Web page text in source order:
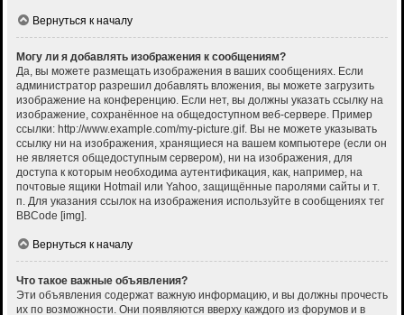
Вернуться к началу
Могу ли я добавлять изображения к сообщениям?
Да, вы можете размещать изображения в ваших сообщениях. Если
администратор разрешил добавлять вложения, вы можете загрузить
изображение на конференцию. Если нет, вы должны указать ссылку на
изображение, сохранённое на общедоступном веб-сервере. Пример
ссылки: http://www.example.com/my-picture.gif. Вы не можете указывать
ссылку ни на изображения, хранящиеся на вашем компьютере (если он
не является общедоступным сервером), ни на изображения, для
доступа к которым необходима аутентификация, как, например, на
почтовые ящики Hotmail или Yahoo, защищённые паролями сайты и т.
п. Для указания ссылок на изображения используйте в сообщениях тег
BBCode [img].
Вернуться к началу
Что такое важные объявления?
Эти объявления содержат важную информацию, и вы должны прочесть
их по возможности. Они появляются вверху каждого из форумов и в